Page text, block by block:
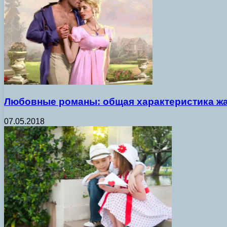
Любовные романы: общая характеристика
07.05.2018